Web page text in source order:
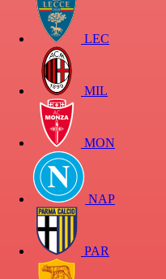
LEC
MIL
MON
NAP
PAR